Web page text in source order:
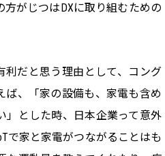
がじつはDXに取り組むための
利だと思う理由として、コング
ば、「家の設備も、家電も含め
」とした時、日本企業って意外
で家と家電がつながることはも